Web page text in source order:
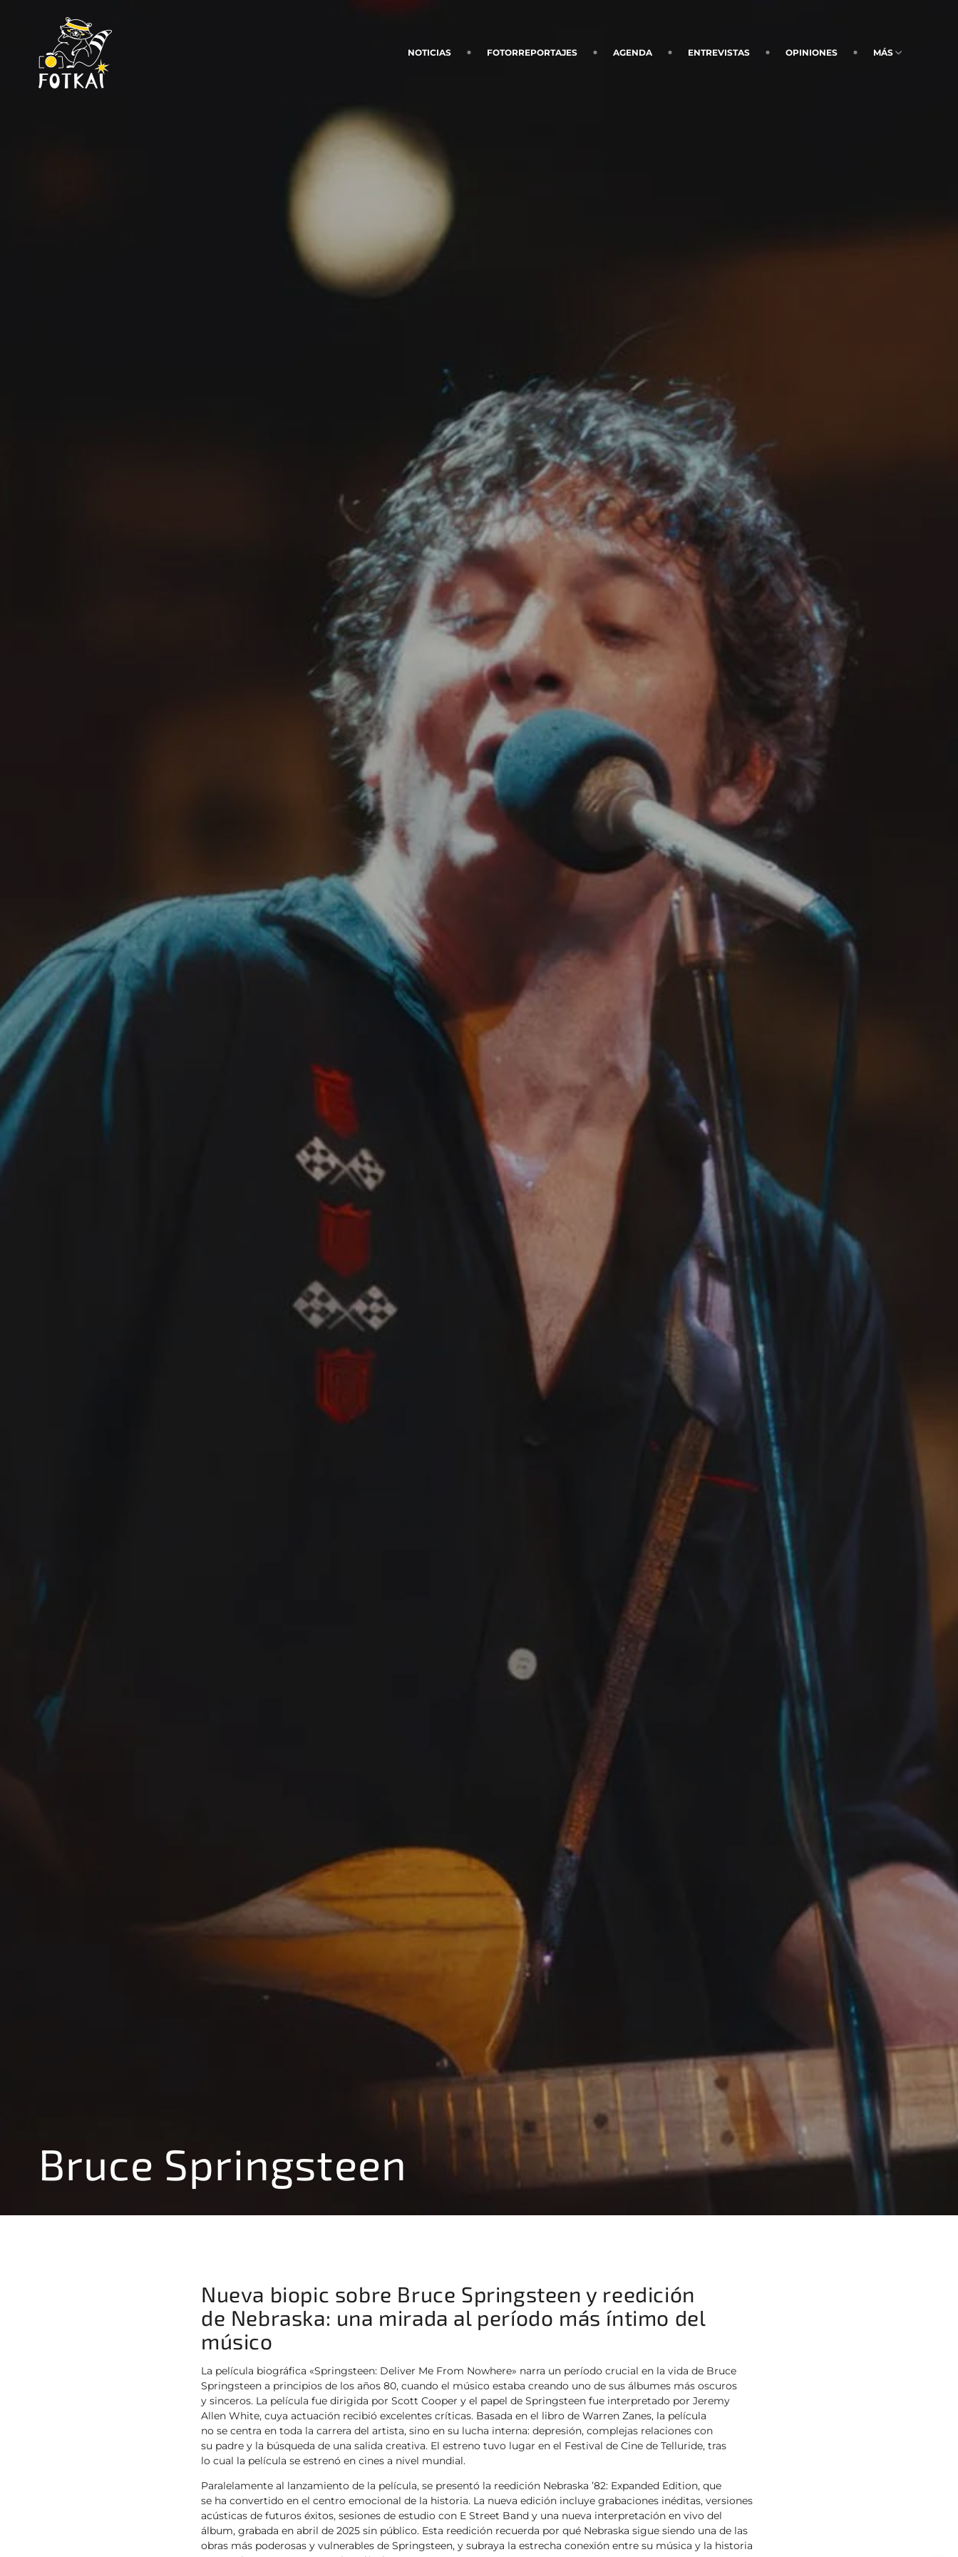
NOTICIAS FOTORREPORTAJES AGENDA ENTREVISTAS OPINIONES MÁS
Bruce Springsteen
Nueva biopic sobre Bruce Springsteen y reedición
de Nebraska: una mirada al período más íntimo del
músico
La película biográfica «Springsteen: Deliver Me From Nowhere» narra un período crucial en la vida de Bruce
Springsteen a principios de los años 80, cuando el músico estaba creando uno de sus álbumes más oscuros
y sinceros. La película fue dirigida por Scott Cooper y el papel de Springsteen fue interpretado por Jeremy
Allen White, cuya actuación recibió excelentes críticas. Basada en el libro de Warren Zanes, la película
no se centra en toda la carrera del artista, sino en su lucha interna: depresión, complejas relaciones con
su padre y la búsqueda de una salida creativa. El estreno tuvo lugar en el Festival de Cine de Telluride, tras
lo cual la película se estrenó en cines a nivel mundial.
Paralelamente al lanzamiento de la película, se presentó la reedición Nebraska ’82: Expanded Edition, que
se ha convertido en el centro emocional de la historia. La nueva edición incluye grabaciones inéditas, versiones
acústicas de futuros éxitos, sesiones de estudio con E Street Band y una nueva interpretación en vivo del
álbum, grabada en abril de 2025 sin público. Esta reedición recuerda por qué Nebraska sigue siendo una de las
obras más poderosas y vulnerables de Springsteen, y subraya la estrecha conexión entre su música y la historia